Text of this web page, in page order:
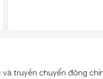
và truyền chuyển động